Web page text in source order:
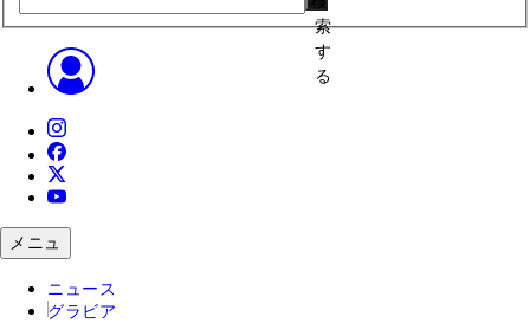
索
す
る
メニュ
ニュース
グラビア